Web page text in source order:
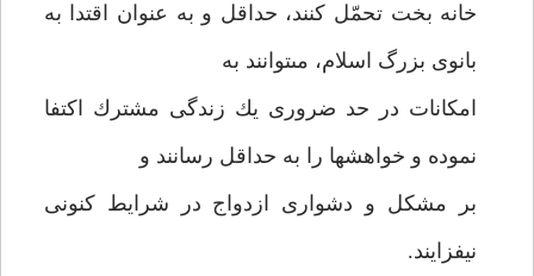
خانه بخت تحمّل كنند، حداقل و به عنوان اقتدا به
بانوى بزرگ اسلام، مى‏توانند به
امكانات در حد ضرورى يك زندگى مشترك اكتفا
نموده و خواهشها را به حداقل رسانند و
بر مشكل و دشوارى ازدواج در شرايط كنونى
نيفزايند.